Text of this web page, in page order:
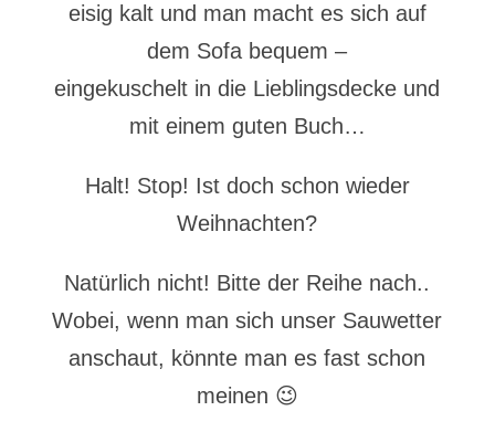
eisig kalt und man macht es sich auf
dem Sofa bequem –
eingekuschelt in die Lieblingsdecke und
mit einem guten Buch…
Halt! Stop! Ist doch schon wieder
Weihnachten?
Natürlich nicht! Bitte der Reihe nach..
Wobei, wenn man sich unser Sauwetter
anschaut, könnte man es fast schon
meinen 😉